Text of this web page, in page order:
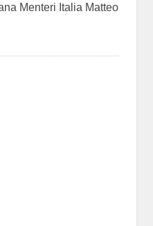
Menteri Italia Matteo